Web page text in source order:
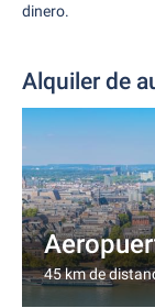
dinero.
Alquiler de
45 km de